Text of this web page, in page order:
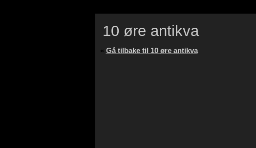
10 øre antikva
« Gå tilbake til 10 øre antikva